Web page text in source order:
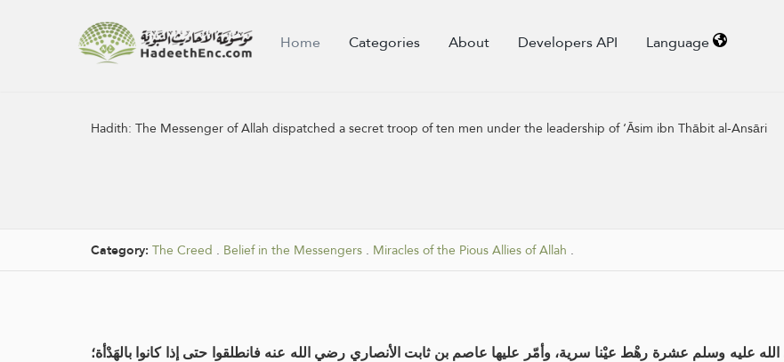
Home Categories About Developers API Language
Hadith:The Messenger of Allah dispatched a secret troop of ten men under the leadership of ‘Āsim ibn Thābit al-Ansāri
Category: The Creed . Belief in the Messengers . Miracles of the Pious Allies of Allah .
عليه وسلم عشرة رهْط عيْنا سرية، وأمّر عليها عاصم بن ثابت الأنصاري رضي الله عنه فانطلقوا حتى إذا كانوا بالهَدْأة؛